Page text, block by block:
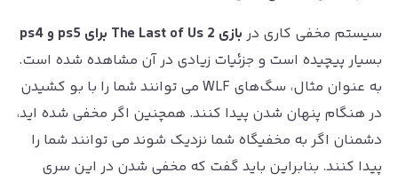
سیستم مخفی کاری در بازی The Last of Us 2 برای ps5 و ps4
بسیار پیچیده است و جزئیات زیادی در آن مشاهده شده است.
به عنوان مثال، سگ‌های WLF می توانند شما را با بو کشیدن
در هنگام پنهان شدن پیدا کنند. همچنین اگر مخفی شده اید،
دشمنان اگر به مخفیگاه شما نزدیک شوند می توانند شما را
پیدا کنند. بنابراین باید گفت که مخفی شدن در این سری